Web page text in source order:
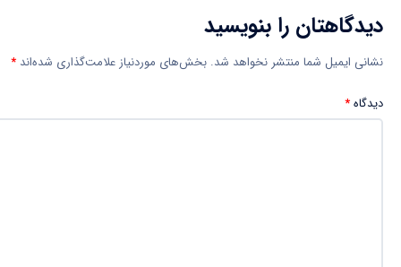
دیدگاهتان را بنویسید
نشانی ایمیل شما منتشر نخواهد شد. بخش‌های موردنیاز علامت‌گذاری شده‌اند *
دیدگاه*